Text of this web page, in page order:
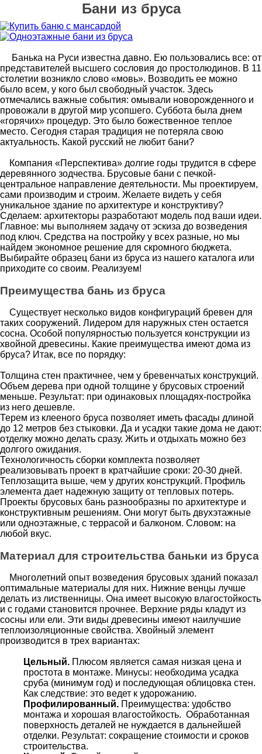
Бани из бруса
Банька на Руси известна давно. Ею пользовались все: от
представителей высшего сословия до простолюдинов. В 11
столетии возникло слово «мовь». Возводить ее можно
было всем, у кого был свободный участок. Здесь
отмечались важные события: омывали новорожденного и
провожали в другой мир усопшего. Суббота была днем
«горячих» процедур. Это было божественное теплое
место. Сегодня старая традиция не потеряла свою
актуальность. Какой русский не любит бани?
Компания «Перспектива» долгие годы трудится в сфере
деревянного зодчества. Брусовые бани с печкой-
центральное направление деятельности. Мы проектируем,
сами производим и строим. Желаете видеть у себя
уникальное здание по архитектуре и конструктиву?
Сделаем: архитекторы разработают модель под ваши идеи.
Главное: мы выполняем задачу от эскиза до возведения
под ключ. Средства на постройку у всех разные, но мы
найдем экономное решение для скромного бюджета.
Выбирайте образец бани из бруса из нашего каталога или
приходите со своим. Реализуем!
Преимущества бань из бруса
Существует несколько видов конфигураций бревен для
таких сооружений. Лидером для наружных стен остается
сосна. Особой популярностью пользуется конструкции из
хвойной древесины. Какие преимущества имеют дома из
бруса? Итак, все по порядку:
Толщина стен практичнее, чем у бревенчатых конструкций.
Объем дерева при одной толщине у брусовых строений
меньше. Результат: при одинаковых площадях-постройка
из него дешевле.
Терем из клееного бруса позволяет иметь фасады длиной
до 12 метров без стыковки. Да и усадки такие дома не дают:
отделку можно делать сразу. Жить и отдыхать можно без
долгого ожидания.
Технологичность сборки комплекта позволяет
реализовывать проект в кратчайшие сроки: 20-30 дней.
Теплозащита выше, чем у других конструкций. Профиль
элемента дает надежную защиту от тепловых потерь.
Проекты брусовых бань разнообразны по архитектуре и
конструктивным решениям. Они могут быть двухэтажные
или одноэтажные, с террасой и балконом. Словом: на
любой вкус.
Материал для строительства баньки из бруса
Многолетний опыт возведения брусовых зданий показал
оптимальные материалы для них. Нижние венцы лучше
делать из лиственницы. Она имеет высокую влагостойкость
и с годами становится прочнее. Верхние ряды кладут из
сосны или ели. Эти виды древесины имеют наилучшие
теплоизоляционные свойства. Хвойный элемент
производится в трех вариантах:
Цельный. Плюсом является самая низкая цена и
простота в монтаже. Минусы: необходима усадка
сруба (минимум год) и последующая облицовка стен.
Как следствие: это ведет к удорожанию.
Профилированный. Преимущества: удобство
монтажа и хорошая влагостойкость. Обработанная
поверхность деталей не нуждается в дальнейшей
отделки. Результат: сокращение стоимости и сроков
строительства.